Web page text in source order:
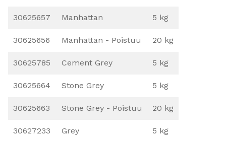
30625657 Manhattan 5 kg
30625656 Manhattan - Poistuu 20 kg
30625785 Cement Grey 5 kg
30625664 Stone Grey 5 kg
30625663 Stone Grey - Poistuu 20 kg
30627233 Grey 5 kg